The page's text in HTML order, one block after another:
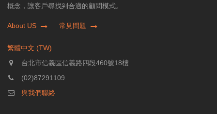
概念，讓客戶尋找到合適的顧問模式。
About US 常見問題
繁體中文 (TW)
台北市信義區信義路四段460號18樓
(02)87291109
與我們聯絡